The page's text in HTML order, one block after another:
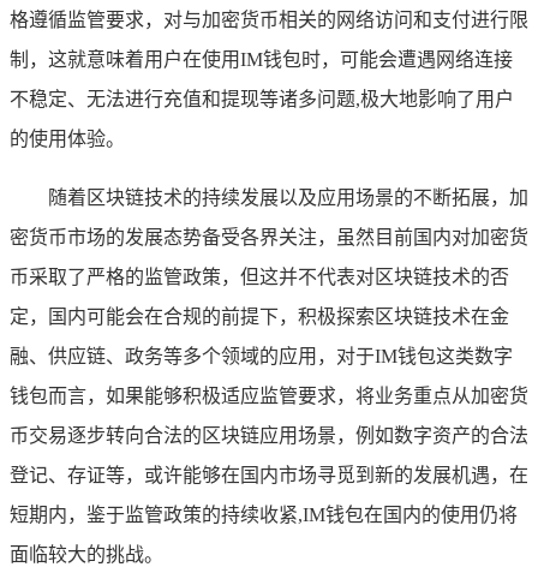
格遵循监管要求，对与加密货币相关的网络访问和支付进行限
制，这就意味着用户在使用IM钱包时，可能会遭遇网络连接
不稳定、无法进行充值和提现等诸多问题,极大地影响了用户
的使用体验。
随着区块链技术的持续发展以及应用场景的不断拓展，加
密货币市场的发展态势备受各界关注，虽然目前国内对加密货
币采取了严格的监管政策，但这并不代表对区块链技术的否
定，国内可能会在合规的前提下，积极探索区块链技术在金
融、供应链、政务等多个领域的应用，对于IM钱包这类数字
钱包而言，如果能够积极适应监管要求，将业务重点从加密货
币交易逐步转向合法的区块链应用场景，例如数字资产的合法
登记、存证等，或许能够在国内市场寻觅到新的发展机遇，在
短期内，鉴于监管政策的持续收紧,IM钱包在国内的使用仍将
面临较大的挑战。